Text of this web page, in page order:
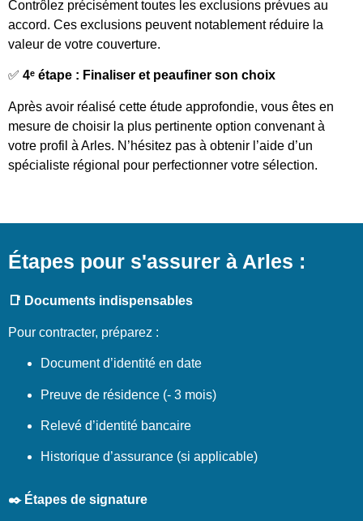
Contrôlez précisément toutes les exclusions prévues au
accord. Ces exclusions peuvent notablement réduire la
valeur de votre couverture.
✅ 4ᵉ étape : Finaliser et peaufiner son choix
Après avoir réalisé cette étude approfondie, vous êtes en
mesure de choisir la plus pertinente option convenant à
votre profil à Arles. N’hésitez pas à obtenir l’aide d’un
spécialiste régional pour perfectionner votre sélection.
Étapes pour s'assurer à Arles :
📑 Documents indispensables
Pour contracter, préparez :
Document d’identité en date
Preuve de résidence (- 3 mois)
Relevé d’identité bancaire
Historique d’assurance (si applicable)
✒️ Étapes de signature